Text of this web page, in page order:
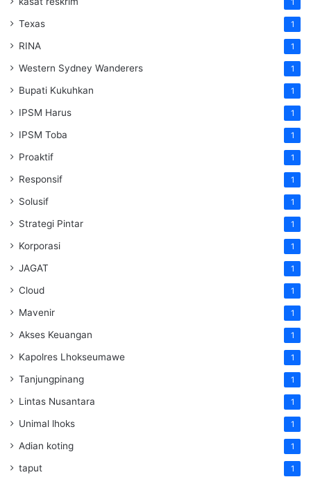
1
Texas 1
RINA 1
Western Sydney Wanderers 1
Bupati Kukuhkan 1
IPSM Harus 1
IPSM Toba 1
Proaktif 1
Responsif 1
Solusif 1
Strategi Pintar 1
Korporasi 1
JAGAT 1
Cloud 1
Mavenir 1
Akses Keuangan 1
Kapolres Lhokseumawe 1
Tanjungpinang 1
Lintas Nusantara 1
Unimal lhoks 1
Adian koting 1
taput 1